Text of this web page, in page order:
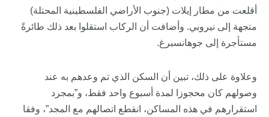
أقلعت من مطار إيلات (جنوب الأراضي الفلسطينية المحتلة)
متجهة إلى نيروبي. وأضافت أن الركاب استقلوا بعد ذلك طائرةً
مستأجرة إلى جوهانسبرغ.
وعلاوة على ذلك، تبين أن السكن الذي تم وعدهم به عند
وصولهم كان محجوزا لمدة أسبوع واحد فقط، و”بمجرد
استقرارهم في هذه المساكن، انقطع اتصالهم مع المجد”، وفقا